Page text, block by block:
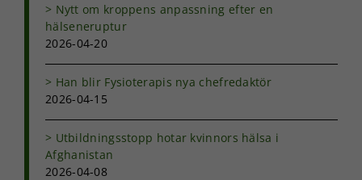
Nytt om kroppens anpassning efter en
hälseneruptur
2026-04-20
Han blir Fysioterapis nya chefredaktör
2026-04-15
Utbildningsstopp hotar kvinnors hälsa i
Afghanistan
2026-04-08